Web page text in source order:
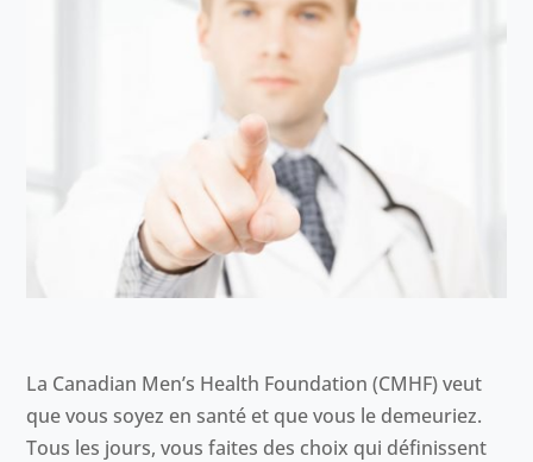
La Canadian Men’s Health Foundation (CMHF) veut
que vous soyez en santé et que vous le demeuriez.
Tous les jours, vous faites des choix qui définissent